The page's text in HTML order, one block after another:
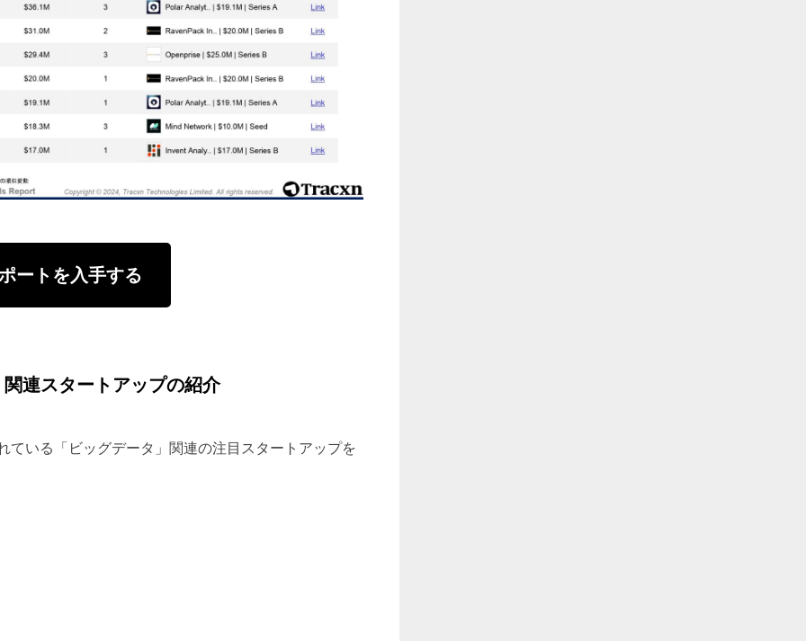
ートを入手する
連スタートアップの紹介
いる「ビッグデータ」関連の注目スタートアップを